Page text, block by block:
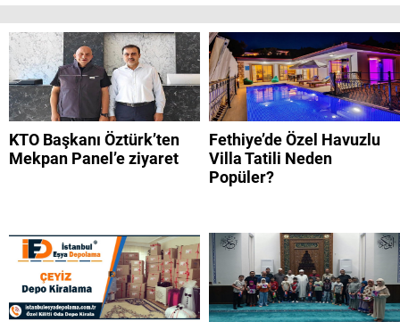
KTO Başkanı Öztürk’ten
Mekpan Panel’e ziyaret
Fethiye’de Özel Havuzlu
Villa Tatili Neden
Popüler?